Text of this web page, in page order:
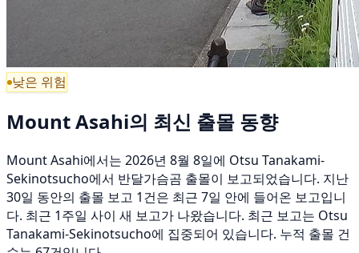
낮은 위험
Mount Asahi의 최신 출몰 동향
Mount Asahi에서는 2026년 8월 8일에 Otsu Tanakami-
Sekinotsucho에서 반달가슴곰 출몰이 보고되었습니다. 지난
30일 동안의 출몰 보고 1건은 최근 7일 안에 들어온 보고입니
다. 최근 1주일 사이 새 보고가 나왔습니다. 최근 보고는 Otsu
Tanakami-Sekinotsucho에 집중되어 있습니다. 누적 출몰 건